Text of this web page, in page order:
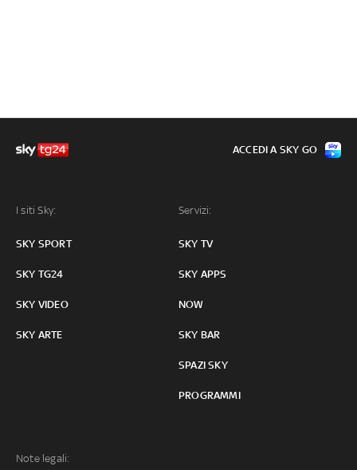
I siti Sky:
SKY SPORT
SKY TG24
SKY VIDEO
SKY ARTE
Servizi:
SKY TV
SKY APPS
NOW
SKY BAR
SPAZI SKY
PROGRAMMI
Note legali:
ACCEDI A SKY GO